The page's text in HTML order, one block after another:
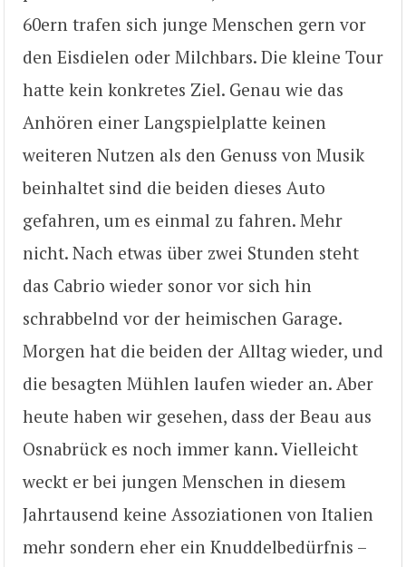
60ern trafen sich junge Menschen gern vor
den Eisdielen oder Milchbars. Die kleine Tour
hatte kein konkretes Ziel. Genau wie das
Anhören einer Langspielplatte keinen
weiteren Nutzen als den Genuss von Musik
beinhaltet sind die beiden dieses Auto
gefahren, um es einmal zu fahren. Mehr
nicht. Nach etwas über zwei Stunden steht
das Cabrio wieder sonor vor sich hin
schrabbelnd vor der heimischen Garage.
Morgen hat die beiden der Alltag wieder, und
die besagten Mühlen laufen wieder an. Aber
heute haben wir gesehen, dass der Beau aus
Osnabrück es noch immer kann. Vielleicht
weckt er bei jungen Menschen in diesem
Jahrtausend keine Assoziationen von Italien
mehr sondern eher ein Knuddelbedürfnis –